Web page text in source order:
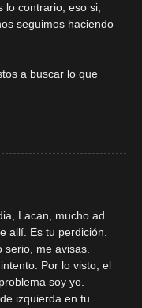
lo contrario, eso si,
seguimos haciendo
a buscar lo que
Lacan, mucho ad
allí. Es tu perdición.
me avisas.
Por lo visto, el
soy yo.
izquierda en tu